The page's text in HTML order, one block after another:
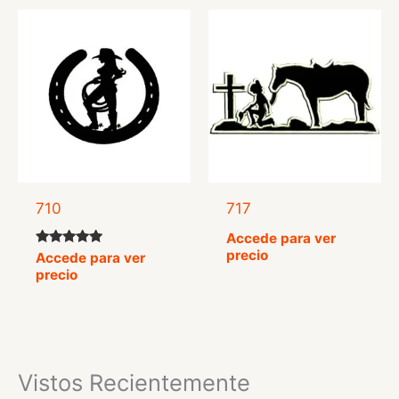
710
Valorado
con
5.00
Accede para ver
precio
717
Accede para ver
precio
Vistos Recientemente